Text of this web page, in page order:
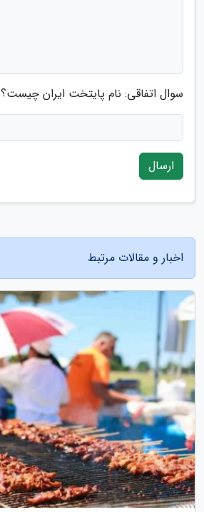
سوال اتفاقی: نام پایتخت ایران چیست؟
ارسال
اخبار و مقالات مرتبط